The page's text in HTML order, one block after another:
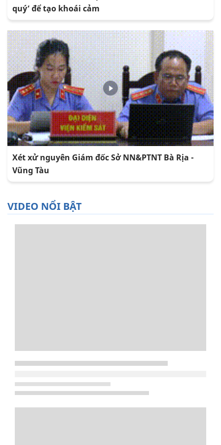
quý’ để tạo khoái cảm
Xét xử nguyên Giám đốc Sở NN&PTNT Bà Rịa -
Vũng Tàu
VIDEO NỔI BẬT